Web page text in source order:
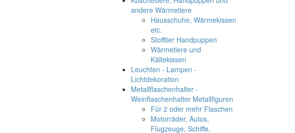
andere Wärmetiere
Hausschuhe, Wärmekissen
etc.
Stofftier Handpuppen
Wärmetiere und
Kältekissen
Leuchten - Lampen -
Lichtdekoration
Metallflaschenhalter -
Weinflaschenhalter Metallfiguren
Für 2 oder mehr Flaschen
Motorräder, Autos,
Flugzeuge, Schiffe,